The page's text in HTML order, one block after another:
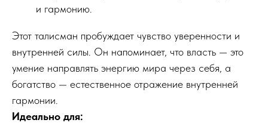
и гармонию.
Этот талисман пробуждает чувство уверенности и
внутренней силы. Он напоминает, что власть — это
умение направлять энергию мира через себя, а
богатство — естественное отражение внутренней
гармонии.
Идеально для: